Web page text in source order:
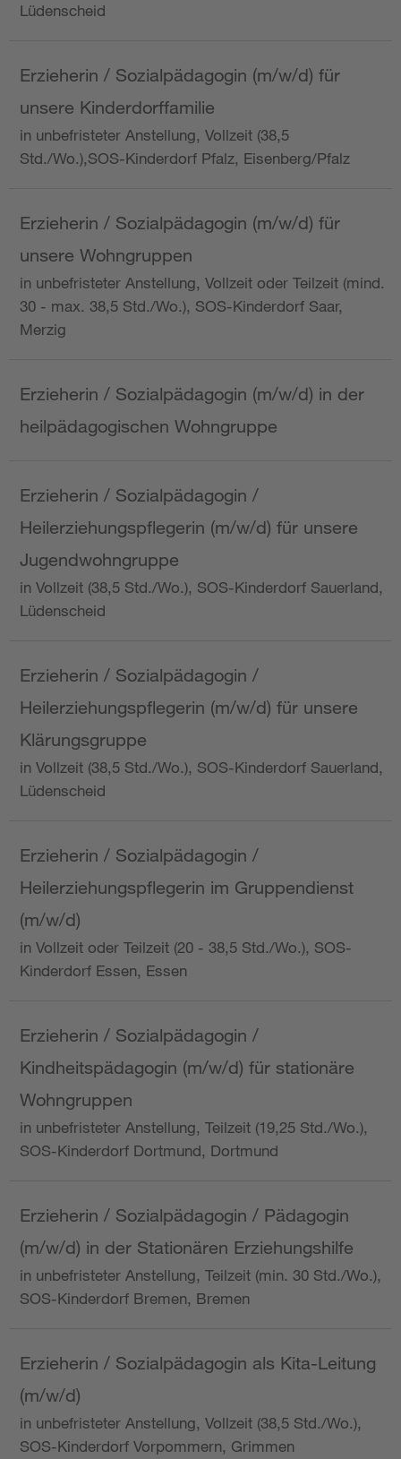
Lüdenscheid
Erzieherin / Sozialpädagogin (m/w/d) für
unsere Kinderdorffamilie
in unbefristeter Anstellung, Vollzeit (38,5
Std./Wo.),SOS-Kinderdorf Pfalz, Eisenberg/Pfalz
Erzieherin / Sozialpädagogin (m/w/d) für
unsere Wohngruppen
in unbefristeter Anstellung, Vollzeit oder Teilzeit (mind.
30 - max. 38,5 Std./Wo.), SOS-Kinderdorf Saar,
Merzig
Erzieherin / Sozialpädagogin (m/w/d) in der
heilpädagogischen Wohngruppe
Erzieherin / Sozialpädagogin /
Heilerziehungspflegerin (m/w/d) für unsere
Jugendwohngruppe
in Vollzeit (38,5 Std./Wo.), SOS-Kinderdorf Sauerland,
Lüdenscheid
Erzieherin / Sozialpädagogin /
Heilerziehungspflegerin (m/w/d) für unsere
Klärungsgruppe
in Vollzeit (38,5 Std./Wo.), SOS-Kinderdorf Sauerland,
Lüdenscheid
Erzieherin / Sozialpädagogin /
Heilerziehungspflegerin im Gruppendienst
(m/w/d)
in Vollzeit oder Teilzeit (20 - 38,5 Std./Wo.), SOS-
Kinderdorf Essen, Essen
Erzieherin / Sozialpädagogin /
Kindheitspädagogin (m/w/d) für stationäre
Wohngruppen
in unbefristeter Anstellung, Teilzeit (19,25 Std./Wo.),
SOS-Kinderdorf Dortmund, Dortmund
Erzieherin / Sozialpädagogin / Pädagogin
(m/w/d) in der Stationären Erziehungshilfe
in unbefristeter Anstellung, Teilzeit (min. 30 Std./Wo.),
SOS-Kinderdorf Bremen, Bremen
Erzieherin / Sozialpädagogin als Kita-Leitung
(m/w/d)
in unbefristeter Anstellung, Vollzeit (38,5 Std./Wo.),
SOS-Kinderdorf Vorpommern, Grimmen